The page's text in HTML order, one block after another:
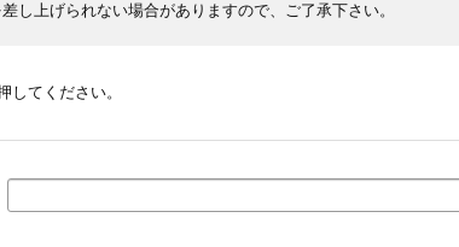
し上げられない場合がありますので、ご了承下さい。
してください。